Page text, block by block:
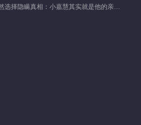
择隐瞒真相：小嘉慧其实就是他的亲生